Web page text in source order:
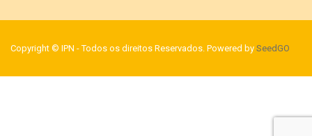
Copyright © IPN - Todos os direitos Reservados. Powered by SeedGO